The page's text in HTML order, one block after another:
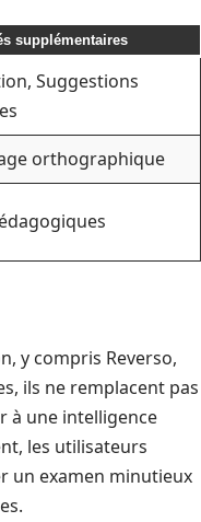
supplémentaires
Suggestions
orthographique
y compris Reverso,
ils ne remplacent pas
à une intelligence
les utilisateurs
un examen minutieux